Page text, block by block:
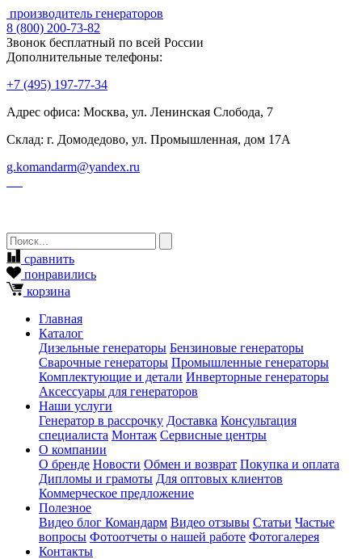
производитель генераторов
8 (800) 200-73-82
Звонок бесплатный по всей России
Дополнительные телефоны:
+7 (495) 197-77-34
Адрес офиса: Москва, ул. Ленинская Слобода, 7
Склад: г. Домодедово, ул. Промышленная, дом 17А
g.komandarm@yandex.ru
сравнить
понравились
корзина
Главная
Каталог
Дизельные генераторы Бензиновые генераторы
Сварочные генераторы Промышленные генераторы
Комплектующие и детали Инверторные генераторы
Аксессуары для генераторов
Наши услуги
Генератор в рассрочку Доставка Консультация
специалиста Монтаж Сервисные центры
О компании
О бренде Новости Обмен и возврат Покупка и оплата
Дипломы и грамоты Для оптовых клиентов
Коммерческое предложение
Полезное
Видео блог Командарм Видео отзывы Статьи Частые
вопросы Фотоотчеты о нашей работе Фотогалерея
Контакты